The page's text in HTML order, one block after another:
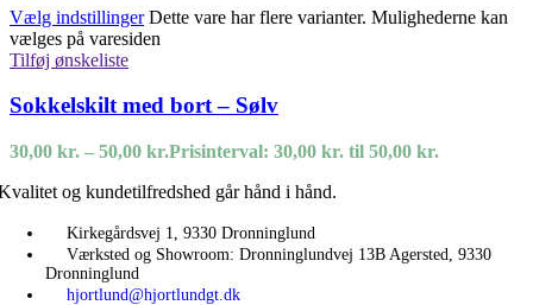
Vælg indstillinger Dette vare har flere varianter. Mulighederne kan
vælges på varesiden
Tilføj ønskeliste
Sokkelskilt med bort – Sølv
30,00 kr. – 50,00 kr.Prisinterval: 30,00 kr. til 50,00 kr.
og kundetilfredshed går hånd i hånd.
Kirkegårdsvej 1, 9330 Dronninglund
Værksted og Showroom: Dronninglundvej 13B Agersted, 9330
Dronninglund
hjortlund@hjortlundgt.dk